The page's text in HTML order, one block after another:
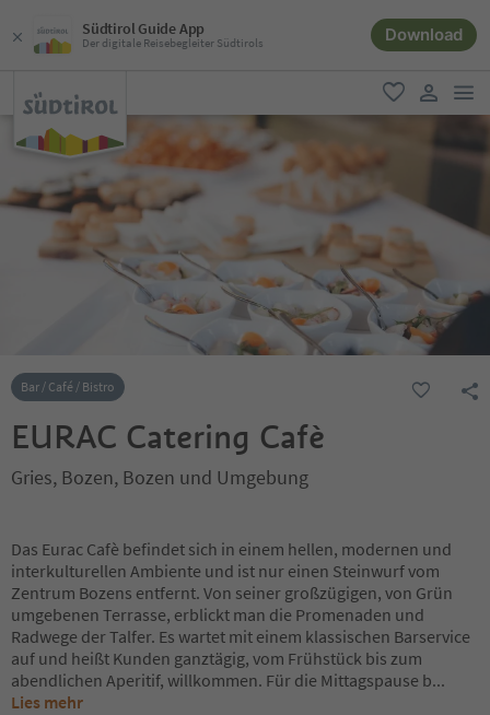
Südtirol Guide App
Der digitale Reisebegleiter Südtirols Download
favorit
user link
Bar / Café / Bistro
EURAC Catering Cafè
Gries, Bozen, Bozen und Umgebung
Das Eurac Cafè befindet sich in einem hellen, modernen und
interkulturellen Ambiente und ist nur einen Steinwurf vom
Zentrum Bozens entfernt. Von seiner großzügigen, von Grün
umgebenen Terrasse, erblickt man die Promenaden und
Radwege der Talfer. Es wartet mit einem klassischen Barservice
auf und heißt Kunden ganztägig, vom Frühstück bis zum
abendlichen Aperitif, willkommen. Für die Mittagspause b...
Lies mehr